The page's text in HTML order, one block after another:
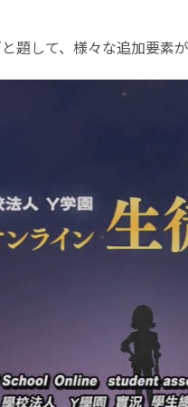
題して、様々な追加要素が